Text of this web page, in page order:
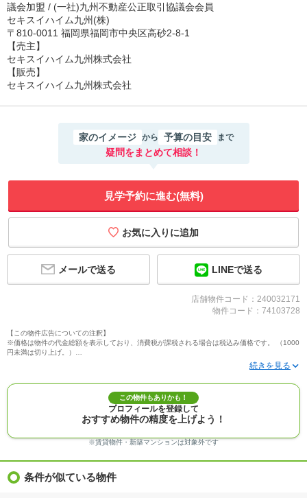
議会加盟 / (一社)九州不動産公正取引協議会会員
セキスイハイム九州(株)
〒810-0011 福岡県福岡市中央区高砂2-8-1
【売主】
セキスイハイム九州株式会社
【販売】
セキスイハイム九州株式会社
家のイメージ から 予算の目安 まで
疑問をまとめて相談！
見学予約に進む(無料)
メールで送る LINEで送る
店舗物件コード：240032171
物件コード：74103728
【この物件広告についての注釈】
※価格は物件の代金総額を表示しており、消費税が課税される場合は税込み価格です。 （1000
円未満は切り上げ。）
※写真に写っている、またはパース（絵）や間取り図に描かれている家具や車などは、特にコ
※建築条件付き土地価格には、建物価格は含まれません。
※物件情報は、原則として情報提供日の２日前に最終確認した情報です。
※完成予想図はいずれも外構、植栽、外観等実際のものとは多少異なることがあります。
※モデルルーム・モデルハウス・展示場・ショールームの画像の場合、今回販売の物件と異な
※ＣＧ合成の画像の場合、実際とは多少異なる場合があります。
※物件特徴：販売戸数が複数の物件は、全ての住戸に該当しない項目もあります。
※価格更新：物件価格が変更された日から１週間表示されます。
この物件もありかも！
プロフィールを登録して
おすすめ物件の精度を上げよう！
※賃貸物件・新築マンションは対象外です
条件が似ている物件